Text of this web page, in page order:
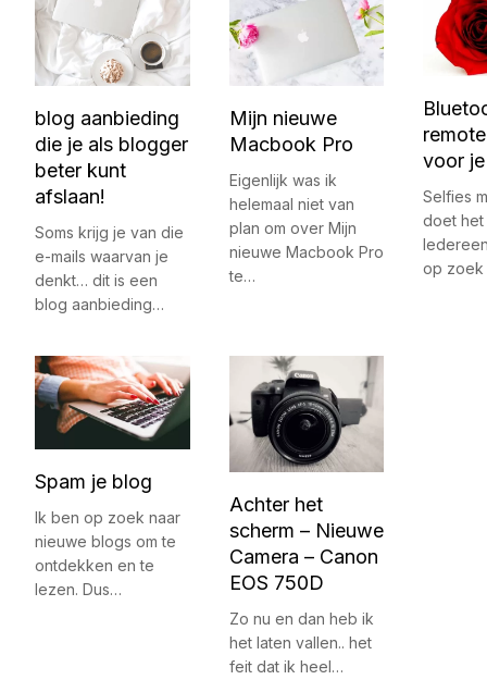
blog aanbieding
die je als blogger
beter kunt
afslaan!
Soms krijg je van die
e-mails waarvan je
denkt… dit is een
blog aanbieding…
Mijn nieuwe
Macbook Pro
Eigenlijk was ik
helemaal niet van
plan om over Mijn
nieuwe Macbook Pro
te…
voor
Selfies
doet het
op
Spam je blog
Ik ben op zoek naar
nieuwe blogs om te
ontdekken en te
lezen. Dus…
Achter het
scherm – Nieuwe
Camera – Canon
EOS 750D
Zo nu en dan heb ik
het laten vallen.. het
feit dat ik heel…